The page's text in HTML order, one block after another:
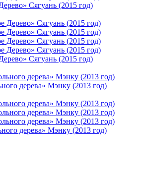
Сягуань (2015 год)
Сягуань (2015 год)
дерева» Мэнку (2013 год)
дерева» Мэнку (2013 год)